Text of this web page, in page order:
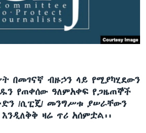
በመገናኛ ብዙኃን ላይ የሚያካሂደውን
የጠቀሰው ዓለምአቀፍ የጋዜጠኞች
/ሲፒጄ/ መንግሥቱ ያሠራቸውን
ዛሬ ጥሪ አሰምቷል፡፡